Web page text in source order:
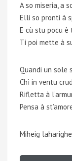
A so miseria, a
Elli so pronti à
E cù stu pocu
Ti poi mette à
Quandi un sole
Chì in ventu
Rifletta à
Pensa à
Miheig